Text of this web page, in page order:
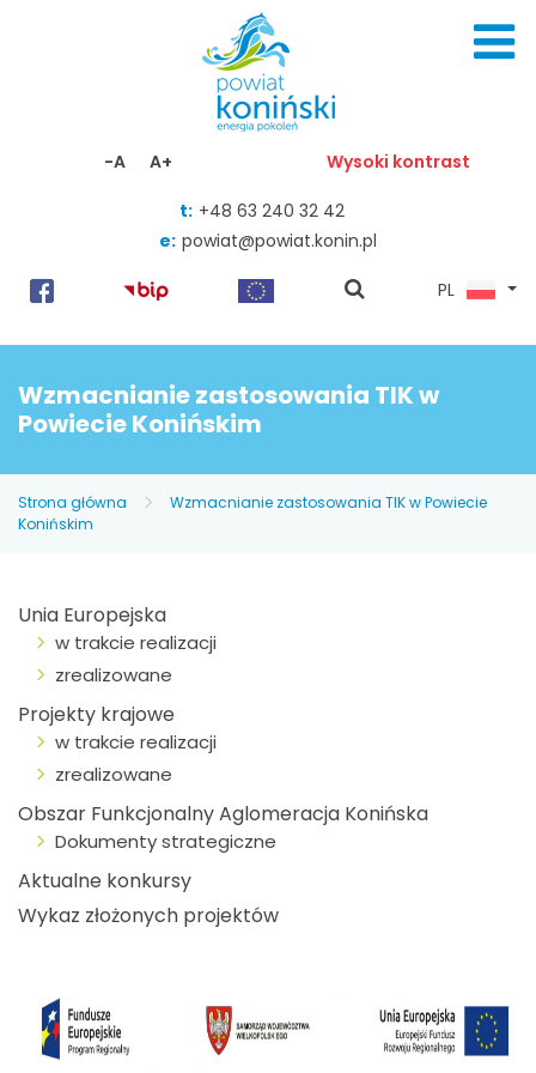
-A A+ Wysoki kontrast
t: +48 63 240 32 42
e: powiat@powiat.konin.pl
pokaż
PL
Wzmacnianie zastosowania TIK w
Powiecie Konińskim
Strona główna
Wzmacnianie zastosowania TIK w Powiecie
Konińskim
Unia Europejska
w trakcie realizacji
zrealizowane
Projekty krajowe
w trakcie realizacji
zrealizowane
Obszar Funkcjonalny Aglomeracja Konińska
Dokumenty strategiczne
Aktualne konkursy
Wykaz złożonych projektów